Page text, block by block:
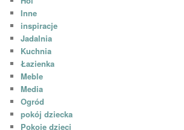
Inne
inspiracje
Jadalnia
Kuchnia
Łazienka
Meble
Media
Ogród
pokój dziecka
Pokoje dzieci